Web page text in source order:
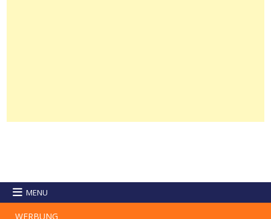
MENU
WERBUNG